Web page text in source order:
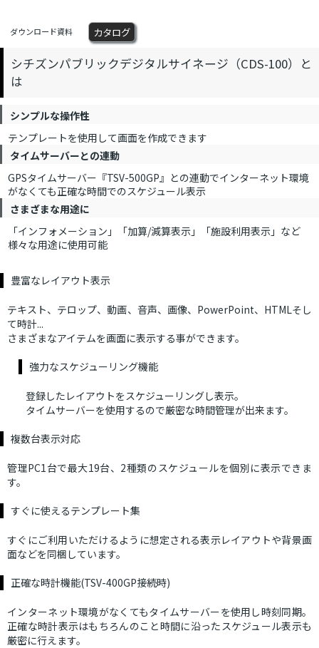
ダウンロード資料 カタログ
シチズンパブリックデジタルサイネージ（CDS-100）と
は
シンプルな操作性
テンプレートを使用して画面を作成できます
タイムサーバーとの連動
GPSタイムサーバー『TSV-500GP』との連動でインターネット環境
がなくても正確な時間でのスケジュール表示
さまざまな用途に
「インフォメーション」「加算/減算表示」「施設利用表示」など
様々な用途に使用可能
豊富なレイアウト表示
テキスト、テロップ、動画、音声、画像、PowerPoint、HTMLそし
て時計...
さまざまなアイテムを画面に表示する事ができます。
強力なスケジューリング機能
登録したレイアウトをスケジューリングし表示。
タイムサーバーを使用するので厳密な時間管理が出来ます。
複数台表示対応
管理PC1台で最大19台、2種類のスケジュールを個別に表示できま
す。
すぐに使えるテンプレート集
すぐにご利用いただけるように想定される表示レイアウトや背景画
面などを同梱しています。
正確な時計機能(TSV-400GP接続時)
インターネット環境がなくてもタイムサーバーを使用し時刻同期。
正確な時計表示はもちろんのこと時間に沿ったスケジュール表示も
厳密に行えます。